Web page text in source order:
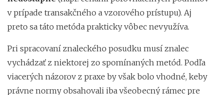
v prípade transakčného a vzorového prístupu). Aj
preto sa táto metóda prakticky vôbec nevyužíva.
Pri spracovaní znaleckého posudku musí znalec
vychádzať z niektorej zo spomínaných metód. Podľa
viacerých názorov z praxe by však bolo vhodné, keby
právne normy obsahovali iba všeobecný rámec pre